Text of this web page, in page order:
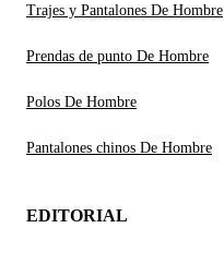
Trajes y Pantalones De Hombre
Prendas de punto De Hombre
Polos De Hombre
Pantalones chinos De Hombre
EDITORIAL